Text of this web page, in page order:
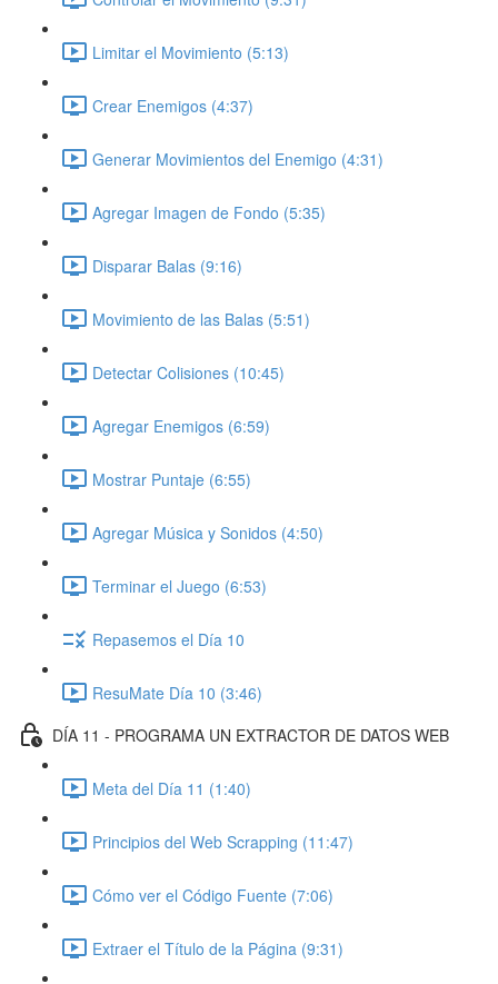
Limitar el Movimiento (5:13)
Crear Enemigos (4:37)
Generar Movimientos del Enemigo (4:31)
Agregar Imagen de Fondo (5:35)
Disparar Balas (9:16)
Movimiento de las Balas (5:51)
Detectar Colisiones (10:45)
Agregar Enemigos (6:59)
Mostrar Puntaje (6:55)
Agregar Música y Sonidos (4:50)
Terminar el Juego (6:53)
Repasemos el Día 10
ResuMate Día 10 (3:46)
DÍA 11 - PROGRAMA UN EXTRACTOR DE DATOS WEB
Meta del Día 11 (1:40)
Principios del Web Scrapping (11:47)
Cómo ver el Código Fuente (7:06)
Extraer el Título de la Página (9:31)